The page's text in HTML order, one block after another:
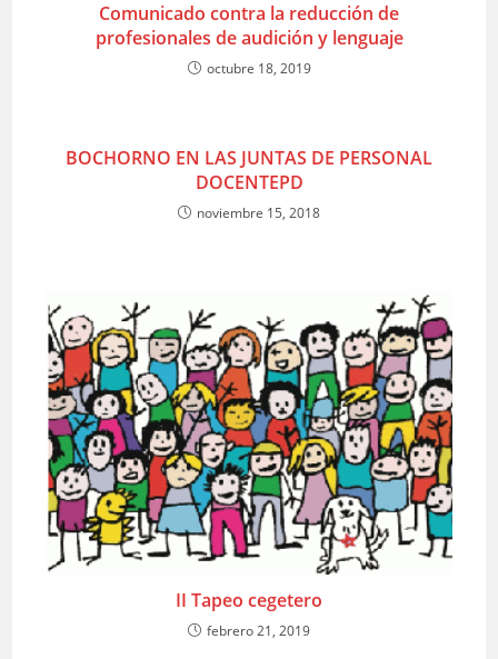
Comunicado contra la reducción de
profesionales de audición y lenguaje
octubre 18, 2019
BOCHORNO EN LAS JUNTAS DE PERSONAL
DOCENTEPD
noviembre 15, 2018
II Tapeo cegetero
febrero 21, 2019